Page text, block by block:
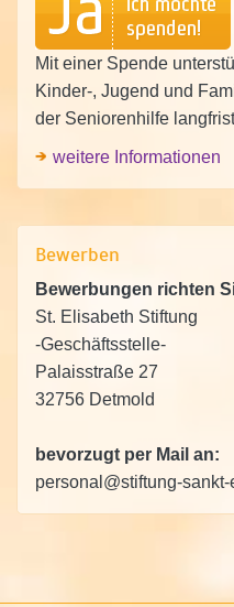
Mit einer Spende
Kinder-, Jugend und
der Seniorenhilfe
weitere Informationen
Bewerben
Bewerbungen richten
St. Elisabeth Stiftung
-Geschäftsstelle-
Palaisstraße 27
32756 Detmold
bevorzugt per Mail an:
personal@stiftung-